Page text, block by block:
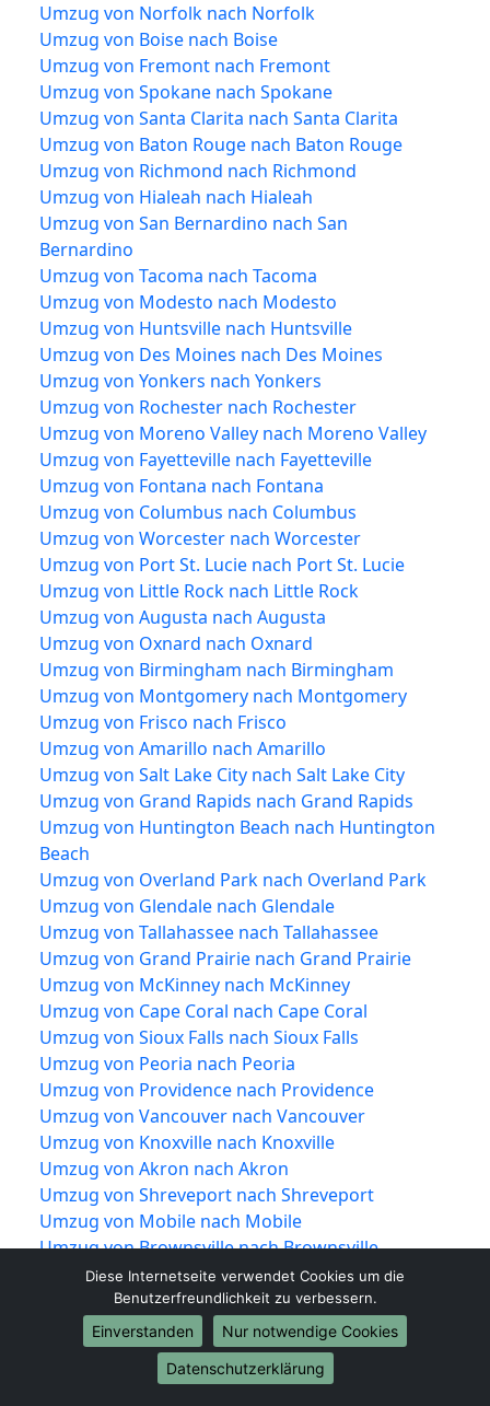
Umzug von Norfolk nach Norfolk
Umzug von Boise nach Boise
Umzug von Fremont nach Fremont
Umzug von Spokane nach Spokane
Umzug von Santa Clarita nach Santa Clarita
Umzug von Baton Rouge nach Baton Rouge
Umzug von Richmond nach Richmond
Umzug von Hialeah nach Hialeah
Umzug von San Bernardino nach San
Bernardino
Umzug von Tacoma nach Tacoma
Umzug von Modesto nach Modesto
Umzug von Huntsville nach Huntsville
Umzug von Des Moines nach Des Moines
Umzug von Yonkers nach Yonkers
Umzug von Rochester nach Rochester
Umzug von Moreno Valley nach Moreno Valley
Umzug von Fayetteville nach Fayetteville
Umzug von Fontana nach Fontana
Umzug von Columbus nach Columbus
Umzug von Worcester nach Worcester
Umzug von Port St. Lucie nach Port St. Lucie
Umzug von Little Rock nach Little Rock
Umzug von Augusta nach Augusta
Umzug von Oxnard nach Oxnard
Umzug von Birmingham nach Birmingham
Umzug von Montgomery nach Montgomery
Umzug von Frisco nach Frisco
Umzug von Amarillo nach Amarillo
Umzug von Salt Lake City nach Salt Lake City
Umzug von Grand Rapids nach Grand Rapids
Umzug von Huntington Beach nach Huntington
Beach
Umzug von Overland Park nach Overland Park
Umzug von Glendale nach Glendale
Umzug von Tallahassee nach Tallahassee
Umzug von Grand Prairie nach Grand Prairie
Umzug von McKinney nach McKinney
Umzug von Cape Coral nach Cape Coral
Umzug von Sioux Falls nach Sioux Falls
Umzug von Peoria nach Peoria
Umzug von Providence nach Providence
Umzug von Vancouver nach Vancouver
Umzug von Knoxville nach Knoxville
Umzug von Akron nach Akron
Umzug von Shreveport nach Shreveport
Umzug von Mobile nach Mobile
Umzug von Brownsville nach Brownsville
Umzug von Newport News nach Newport
Umzug von Fort Lauderdale nach Fort
Lauderdale
Umzug von Chattanooga nach Chattanooga
Diese Internetseite verwendet Cookies um die
Benutzerfreundlichkeit zu verbessern.
Einverstanden
Nur notwendige Cookies
Datenschutzerklärung